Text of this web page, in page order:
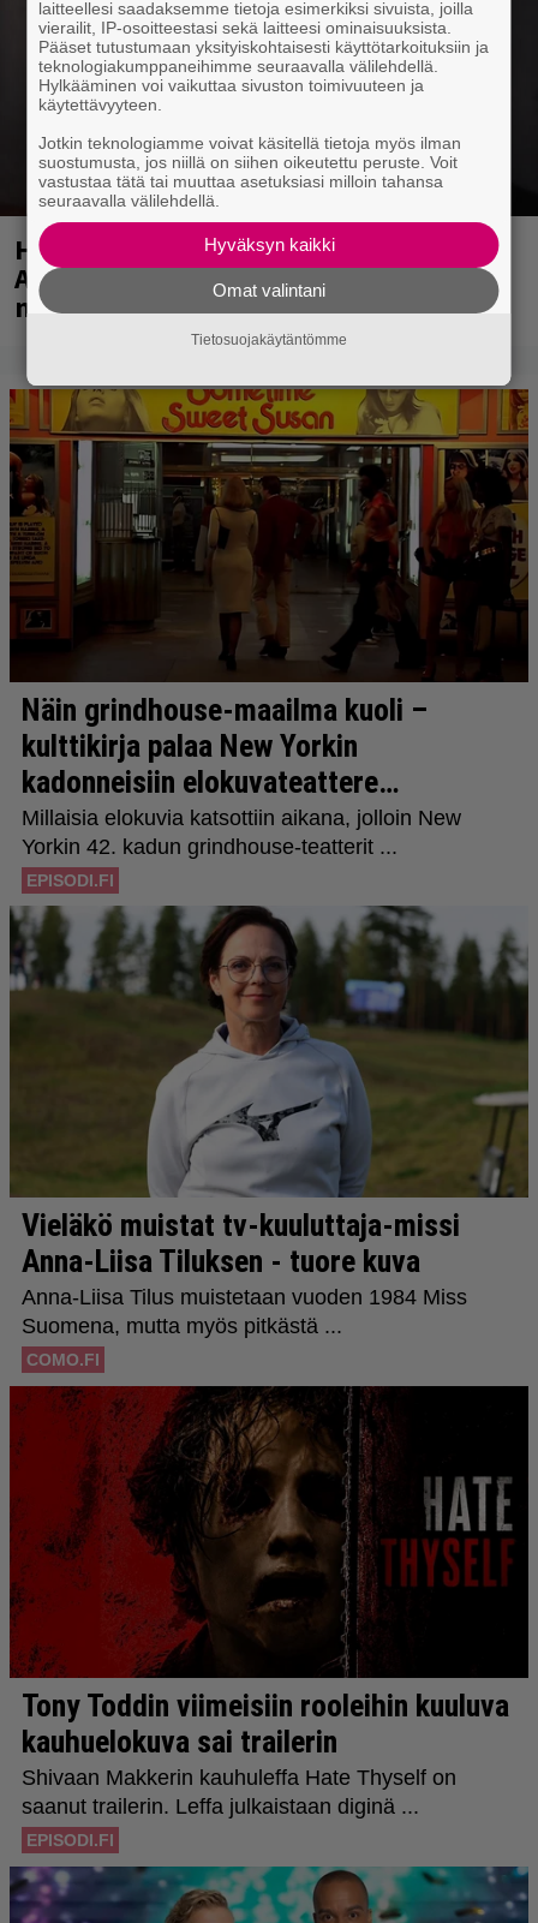
Huomenna se ilmestyy – CMX:stä tutun
A.W. Yrjänän uutuusalbumi om
mammuttimainen kokonaisuus
laitteellesi saadaksemme tietoja esimerkiksi sivuista, joilla
vierailit, IP-osoitteestasi sekä laitteesi ominaisuuksista.
Pääset tutustumaan yksityiskohtaisesti käyttötarkoituksiin ja
teknologiakumppaneihimme seuraavalla välilehdellä.
Hylkääminen voi vaikuttaa sivuston toimivuuteen ja
käytettävyyteen.
Jotkin teknologiamme voivat käsitellä tietoja myös ilman
suostumusta, jos niillä on siihen oikeutettu peruste. Voit
vastustaa tätä tai muuttaa asetuksiasi milloin tahansa
seuraavalla välilehdellä.
Hyväksyn kaikki
Omat valintani
Tietosuojakäytäntömme